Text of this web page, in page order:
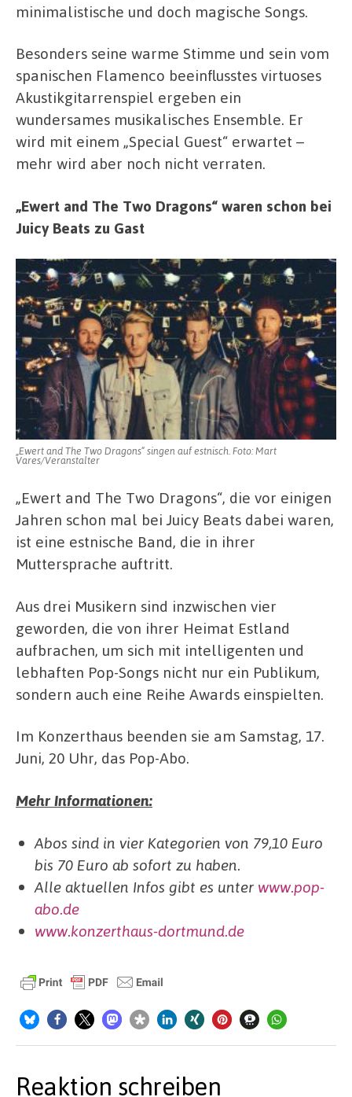
minimalistische und doch magische Songs.
Besonders seine warme Stimme und sein vom
spanischen Flamenco beeinflusstes virtuoses
Akustikgitarrenspiel ergeben ein
wundersames musikalisches Ensemble. Er
wird mit einem „Special Guest“ erwartet –
mehr wird aber noch nicht verraten.
„Ewert and The Two Dragons“ waren schon bei
Juicy Beats zu Gast
„Ewert and The Two Dragons“ singen auf estnisch. Foto: Mart
Vares/Veranstalter
„Ewert and The Two Dragons“, die vor einigen
Jahren schon mal bei Juicy Beats dabei waren,
ist eine estnische Band, die in ihrer
Muttersprache auftritt.
Aus drei Musikern sind inzwischen vier
geworden, die von ihrer Heimat Estland
aufbrachen, um sich mit intelligenten und
lebhaften Pop-Songs nicht nur ein Publikum,
sondern auch eine Reihe Awards einspielten.
Im Konzerthaus beenden sie am Samstag, 17.
Juni, 20 Uhr, das Pop-Abo.
Mehr Informationen:
Abos sind in vier Kategorien von 79,10 Euro
bis 70 Euro ab sofort zu haben.
Alle aktuellen Infos gibt es unter www.pop-
abo.de
www.konzerthaus-dortmund.de
Reaktion schreiben